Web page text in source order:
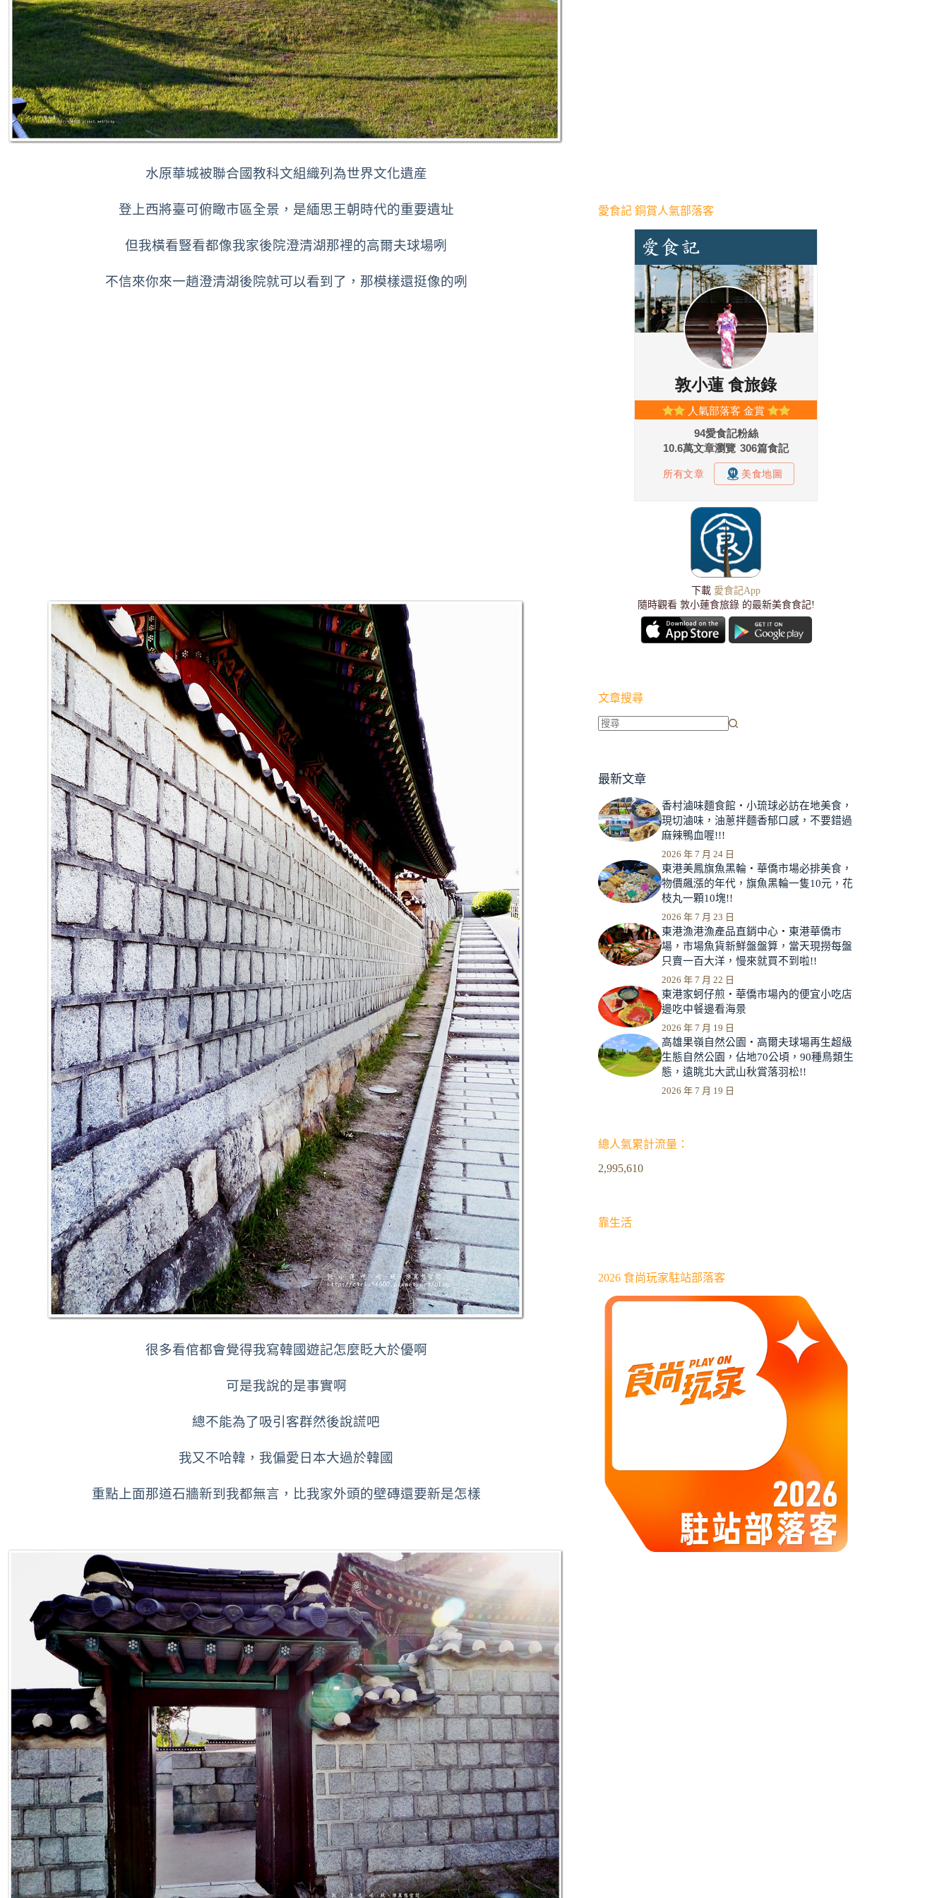
水原華城被聯合國教科文組織列為世界文化遺産
登上西將臺可俯瞰市區全景，是緬思王朝時代的重要遺址
但我橫看豎看都像我家後院澄清湖那裡的高爾夫球場咧
不信來你來一趙澄清湖後院就可以看到了，那模樣還挺像的咧
很多看倌都會覺得我寫韓國遊記怎麼眨大於優啊
可是我說的是事實啊
總不能為了吸引客群然後說謊吧
我又不哈韓，我偏愛日本大過於韓國
重點上面那道石牆新到我都無言，比我家外頭的壁磚還要新是怎樣
愛食記 銅賞人氣部落客
下載 愛食記App
隨時觀看 敦小蓮食旅錄 的最新美食食記!
文章搜尋
到
合
條
結
果
最新文章
香村滷味麵食館‧小琉球必訪在地美食，
現切滷味，油蔥拌麵香郁口感，不要錯過
麻辣鴨血喔!!!
2026 年 7 月 24 日
東港美鳳旗魚黑輪‧華僑市場必排美食，
物價飆漲的年代，旗魚黑輪一隻10元，花
枝丸一顆10塊!!
2026 年 7 月 23 日
東港漁港漁產品直銷中心‧東港華僑市
場，市場魚貨新鮮盤盤算，當天現撈每盤
只賣一百大洋，慢來就買不到啦!!
2026 年 7 月 22 日
東港家蚵仔煎‧華僑市場內的便宜小吃店
邊吃中餐邊看海景
2026 年 7 月 19 日
高雄果嶺自然公園‧高爾夫球場再生超級
生態自然公園，佔地70公頃，90種鳥類生
態，遠眺北大武山秋賞落羽松!!
2026 年 7 月 19 日
總人氣累計流量：
2,995,610
靠生活
2026 食尚玩家駐站部落客